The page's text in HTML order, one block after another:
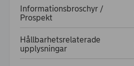
Informationsbroschyr /
Prospekt
(opens in new window)
Hållbarhetsrelaterade
upplysningar
(opens in new window)